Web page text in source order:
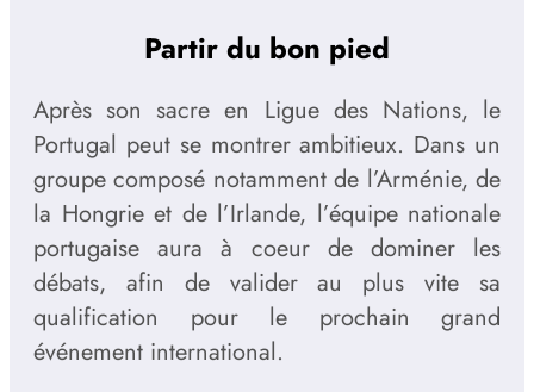
Partir du bon pied
Après son sacre en Ligue des Nations, le
Portugal peut se montrer ambitieux. Dans un
groupe composé notamment de l’Arménie, de
la Hongrie et de l’Irlande, l’équipe nationale
portugaise aura à coeur de dominer les
débats, afin de valider au plus vite sa
qualification pour le prochain grand
événement international.